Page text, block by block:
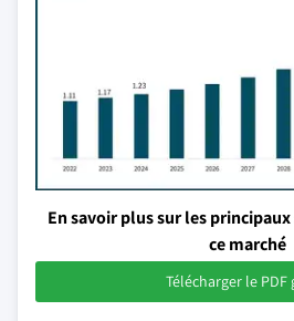
En savoir plus sur les
ce marché
Télécharger le